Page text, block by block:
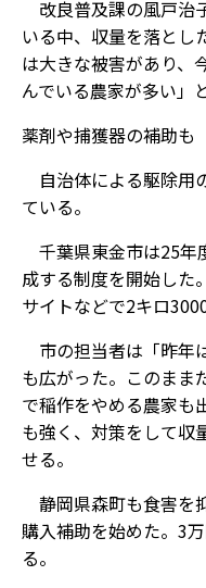
改良普及課の風戸治
いる中、収量を落とし
は大きな被害があり、
んでいる農家が多い」
薬剤や捕獲器の補助も
自治体による駆除用
ている。
千葉県東金市は25年
成する制度を開始した
サイトなどで2キロ
市の担当者は「昨年
も広がった。このまま
で稲作をやめる農家も
も強く、対策をして収
せる。
静岡県森町も食害を
購入補助を始めた。3
る。